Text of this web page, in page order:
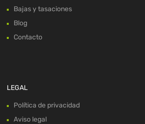
Bajas y tasaciones
Blog
Contacto
LEGAL
Política de privacidad
Aviso legal